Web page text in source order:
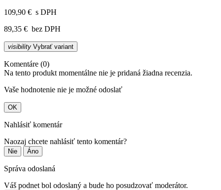
109,90 € s DPH
89,35 € bez DPH
visibility Vybrať variant
Komentáre (0)
Na tento produkt momentálne nie je pridaná žiadna recenzia.
Vaše hodnotenie nie je možné odoslať
OK
Nahlásiť komentár
Naozaj chcete nahlásiť tento komentár?
Nie Áno
Správa odoslaná
Váš podnet bol odoslaný a bude ho posudzovať moderátor.